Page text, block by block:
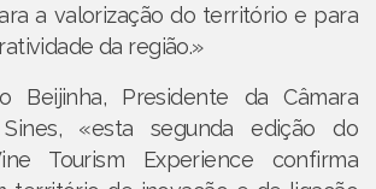
a valorização do território e para
da região.»
Beijinha, Presidente da Câmara
«esta segunda edição do
Tourism Experience confirma